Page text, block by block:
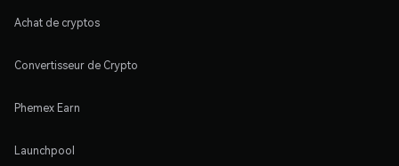
Achat de cryptos
Convertisseur de Crypto
Phemex Earn
Launchpool